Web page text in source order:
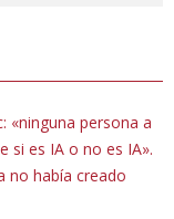
«ninguna persona a
si es IA o no es IA».
no había creado